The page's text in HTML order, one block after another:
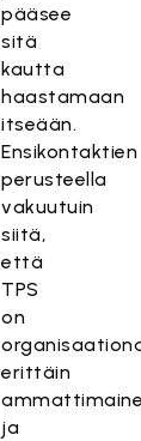
pääsee
sitä
kautta
haastamaan
itseään.
Ensikontaktien
perusteella
vakuutuin
siitä,
että
TPS
on
erittäin
ja